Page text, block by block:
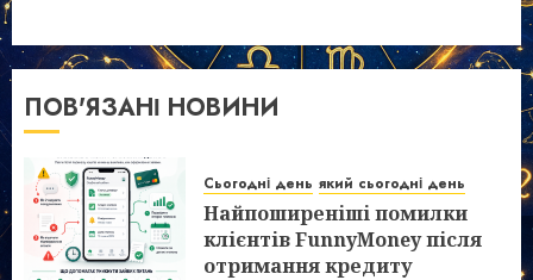
ПОВ'ЯЗАНІ НОВИНИ
Сьогодні день який сьогодні день
Найпоширеніші помилки
клієнтів FunnyMoney після
отримання кредиту